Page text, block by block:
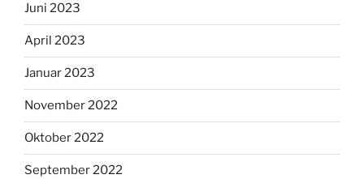
Juni 2023
April 2023
Januar 2023
November 2022
Oktober 2022
September 2022